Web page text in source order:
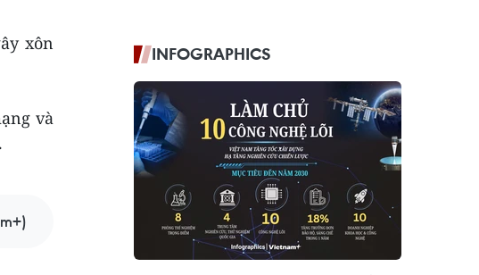
xôn
và
INFOGRAPHICS